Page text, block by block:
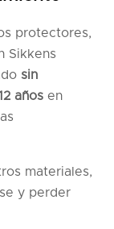
protectores,
Sikkens
sin
años en
materiales,
y perder